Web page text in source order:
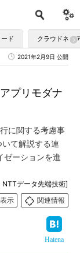
ド クラウドネイ
2021年2月9日 公開
プリモダナ
に関する考慮事
て解説する連
ゼーションを進
NTTデータ先端技術]
示
関連情報
Hatena